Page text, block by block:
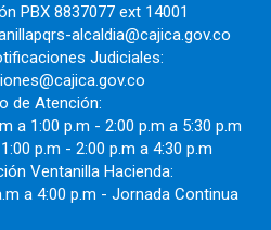
PBX 8837077 ext 14001
alcaldia@cajica.gov.co
Judiciales:
de Atención:
a 1:00 p.m - 2:00 p.m a 5:30 p.m
p.m - 2:00 p.m a 4:30 p.m
Ventanilla Hacienda:
a 4:00 p.m - Jornada Continua